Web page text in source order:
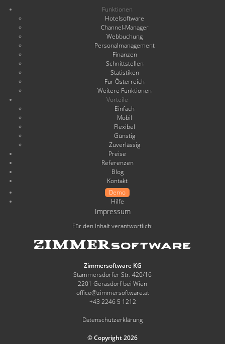
Funktionen
Hotelsoftware
Channel-Manager
Webbuchung
Personalmanagement
Finanzen
Schnittstellen
Statistiken
Für Österreich
Weitere Funktionen
Vorteile
Einfach
Mobil
Flexibel
Günstig
Zuverlässig
Preise
Referenzen
Blog
Kontakt
Demo
Hilfe
Impressum
Für den Inhalt verantwortlich:
Zimmersoftware KG
Stammersdorfer Str. 420/16
2201 Gerasdorf bei Wien
office@zimmersoftware.at
+43 2246 5 1212
Datenschutzerklärung
© Copyright 2026